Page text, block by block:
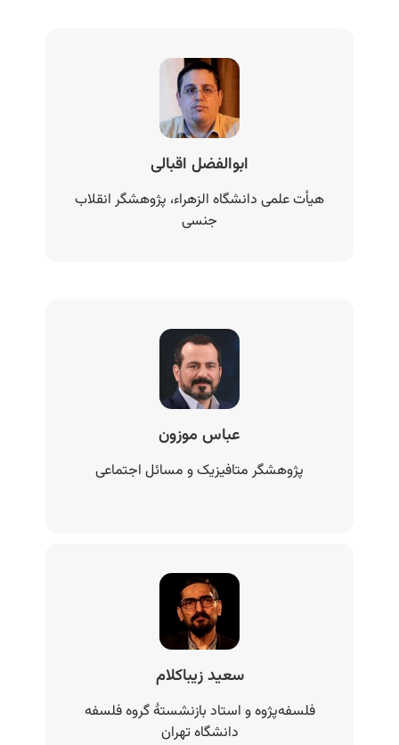
ابوالفضل اقبالی
هیأت علمی دانشگاه الزهراء، پژوهشگر انقلاب
جنسی
سعید زیباکلام
فلسفه‌پژوه و استاد بازنشستهٔ گروه فلسفه
دانشگاه تهران
عباس موزون
پژوهشگر متافیزیک و مسائل اجتماعی